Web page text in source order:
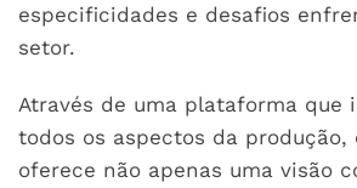
especificidades e desafios
setor.
Através de uma plataforma que
todos os aspectos da produção,
oferece não apenas uma visão